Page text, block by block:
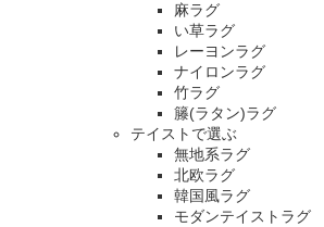
麻ラグ
い草ラグ
レーヨンラグ
ナイロンラグ
竹ラグ
籐(ラタン)ラグ
テイストで選ぶ
無地系ラグ
北欧ラグ
韓国風ラグ
モダンテイストラグ